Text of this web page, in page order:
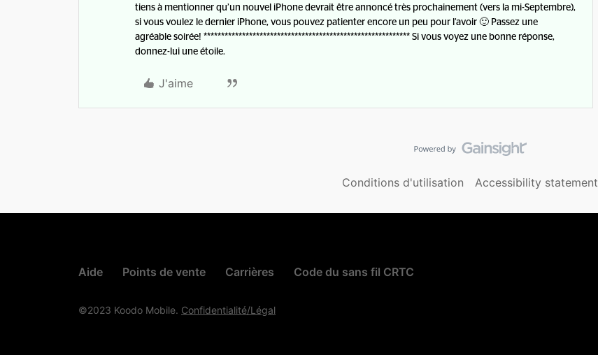
tiens à mentionner qu’un nouvel iPhone devrait être annoncé très prochainement (vers la mi-Septembre),
si vous voulez le dernier iPhone, vous pouvez patienter encore un peu pour l’avoir 🙂 Passez une
agréable soirée! *********************************************************** Si vous voyez une bonne réponse,
donnez-lui une étoile.
J'aime
Conditions d'utilisation Accessibility statement
Aide Points de vente Carrières Code du sans fil CRTC
©2023 Koodo Mobile. Confidentialité/Légal